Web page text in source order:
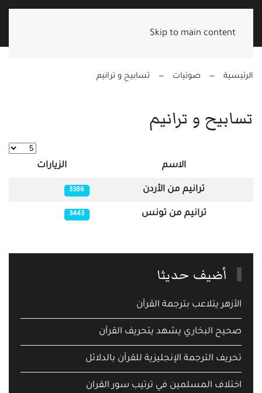
Skip to main content
الرئيسية صوتيات تسابيح و ترانيم
تسابيح و ترانيم
عدد
الاسم الزيارات
ترانيم من الأردن 3386
ترانيم من تونس 3443
أضيف حديثا
الأزهر يتلاعب بترجمة القرآن
صحيح البخاري يشهد يتحريف القرآن
تحريف الترجمة الإنجليزية للقرآن بالدلائل
اختلاف المسلمين في ترتيب سور القران